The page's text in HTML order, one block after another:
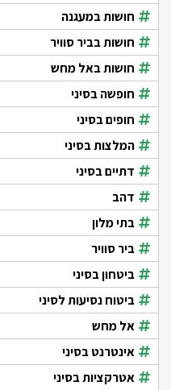
חושות במעגנה
חושות בביר סוויר
חושות באל מחש
חופשה בסיני
חופים בסיני
המלצות בסיני
דתיים בסיני
דהב
בתי מלון
ביר סוויר
ביטחון בסיני
ביטוח נסיעות לסיני
אל מחש
אינטרנט בסיני
אטרקציות בסיני